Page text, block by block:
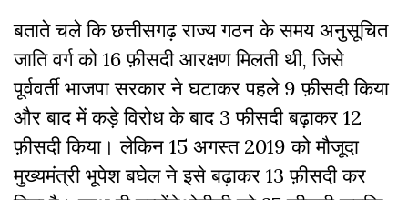
बताते चले कि छत्तीसगढ़ राज्य गठन के समय अनुसूचित
जाति वर्ग को 16 फ़ीसदी आरक्षण मिलती थी, जिसे
पूर्ववर्ती भाजपा सरकार ने घटाकर पहले 9 फ़ीसदी किया
और बाद में कड़े विरोध के बाद 3 फीसदी बढ़ाकर 12
फ़ीसदी किया। लेकिन 15 अगस्त 2019 को मौजूदा
मुख्यमंत्री भूपेश बघेल ने इसे बढ़ाकर 13 फ़ीसदी कर